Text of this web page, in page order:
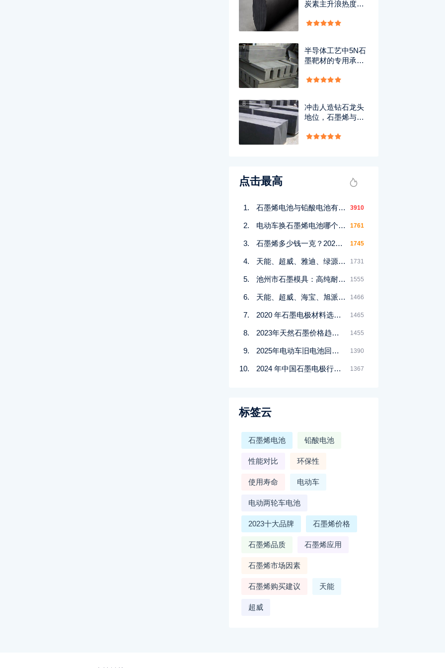
炭素主升浪热度渐
位’性质别
7
半导体工艺中5N石
墨靶材的专用承载
8
冲击人造钻石龙头
地位，石墨烯与光
力数亿资金抢筹
点击最高
石墨烯电池与铅酸电池有何区别？性能对比全解析 3910
电动车换石墨烯电池哪个品牌好？2023年十大品牌排行榜揭晓 1761
石墨烯多少钱一克？2023年最新价格及市场行情分析 1745
天能、超威、雅迪、绿源石墨烯电池耐用性对比：详细数据分析揭示答案 1731
池州市石墨模具：高纯耐腐蚀烧结石墨模具的优缺点有哪些？ 1555
天能、超威、海宝、旭派石墨烯电池寿命与质量对比：哪个品牌更耐用？ 1466
2020 年石墨电极材料选择标准的全面解析 1465
2023年天然石墨价格趋势及市场分析，了解最新行情 1455
2025年电动车旧电池回收价揭秘：48V/60V/72V各值多少钱？ 1390
2024 年中国石墨电极行业深度研究报告：华经产业研究院重磅发布 1367
标签云
石墨烯电池 铅酸电池
性能对比 环保性
使用寿命 电动车
电动两轮车电池
2023十大品牌 石墨烯价格
石墨烯品质 石墨烯应用
石墨烯市场因素
石墨烯购买建议 天能
超威